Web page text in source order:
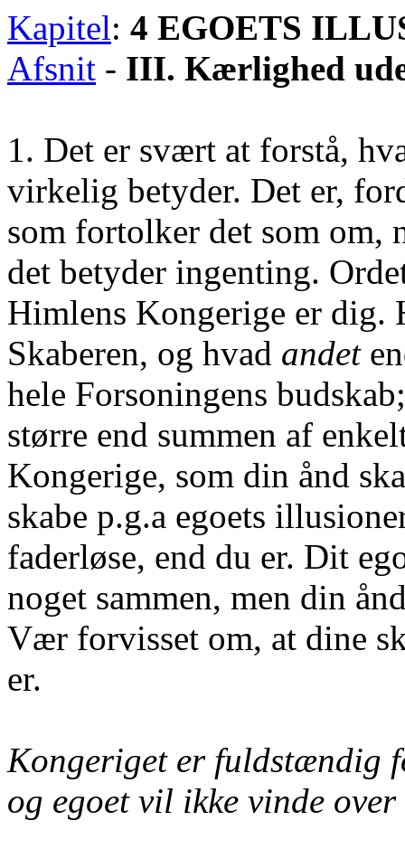
Kapitel: 4 EGOETS
Afsnit - III. Kærlighed
1. Det er svært at forstå,
virkelig betyder. Det er,
som fortolker det som om,
det betyder ingenting.
Himlens Kongerige er dig.
Skaberen, og hvad andet
hele Forsoningens
større end summen af
Kongerige, som din ånd
skabe p.g.a egoets
faderløse, end du er. Dit
noget sammen, men din
Vær forvisset om, at dine
er.
Kongeriget er fuldstændig
og egoet vil ikke vinde over